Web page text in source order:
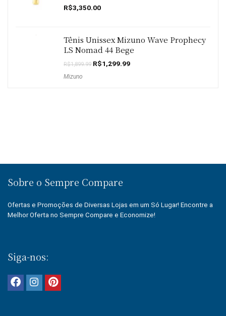
R$3,350.00
Tênis Unissex Mizuno Wave Prophecy
LS Nomad 44 Bege
R$1,899.99 O
R$1,299.99O
Mizuno
Sobre o Sempre Compare
Ofertas e Promoções de Diversas Lojas em um Só Lugar! Encontre a
Melhor Oferta no Sempre Compare e Economize!
Siga-nos: